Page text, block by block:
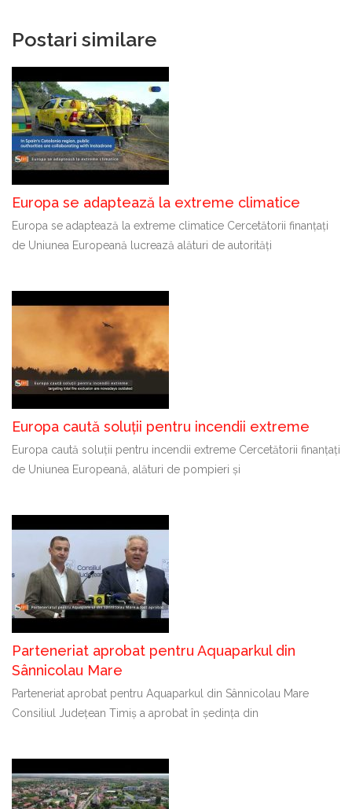
Postari similare
Europa se adaptează la extreme climatice
Europa se adaptează la extreme climatice Cercetătorii finanțați
de Uniunea Europeană lucrează alături de autorități
Europa caută soluții pentru incendii extreme
Europa caută soluții pentru incendii extreme Cercetătorii finanțați
de Uniunea Europeană, alături de pompieri și
Parteneriat aprobat pentru Aquaparkul din
Sânnicolau Mare
Parteneriat aprobat pentru Aquaparkul din Sânnicolau Mare
Consiliul Județean Timiș a aprobat în ședința din